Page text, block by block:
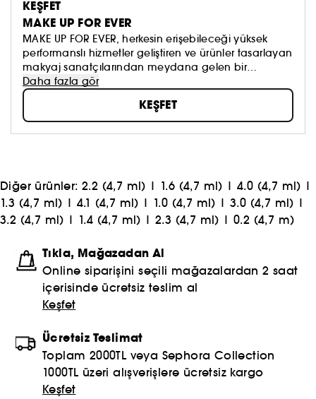
KEŞFET
MAKE UP FOR EVER
MAKE UP FOR EVER, herkesin erişebileceği yüksek
performanslı hizmetler geliştiren ve ürünler tasarlayan
makyaj sanatçılarından meydana gelen bir
topluluktur. Markanın zenginliği çeşitlilik ve
bireysellikten oluşuruyor ve herkesi kendi
benzersizliğini ortaya çıkararak mükemmelleştirmeye
teşvik ediyor. Makyaj sanatçılarıyla olan özel ve
güçlü ilişkimizin temelini oluşturan MAKE UP FOR EVER
hizmet veren bir ekibiz ve herkes için buradayız.
Daha fazla gör
KEŞFET
Diğer ürünler:2.2 (4,7 ml) | 1.6 (4,7 ml) |4.0 (4,7 ml) |
1.3 (4,7 ml) |4.1 (4,7 ml) | 1.0 (4,7 ml) |3.0 (4,7 ml) |
3.2 (4,7 ml) | 1.4 (4,7 ml) |2.3 (4,7 ml) |0.2 (4,7 m)
Tıkla, Mağazadan Al
Online siparişini seçili mağazalardan 2 saat
içerisinde ücretsiz teslim al
Keşfet
Ücretsiz Teslimat
Toplam 2000TL veya Sephora Collection
1000TL üzeri alışverişlere ücretsiz kargo
Keşfet